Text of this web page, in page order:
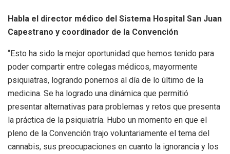
Habla el director médico del Sistema Hospital San Juan
Capestrano y coordinador de la Convención
“Esto ha sido la mejor oportunidad que hemos tenido para
poder compartir entre colegas médicos, mayormente
psiquiatras, logrando ponernos al día de lo último de la
medicina. Se ha logrado una dinámica que permitió
presentar alternativas para problemas y retos que presenta
la práctica de la psiquiatría. Hubo un momento en que el
pleno de la Convención trajo voluntariamente el tema del
cannabis, sus preocupaciones en cuanto la ignorancia y los